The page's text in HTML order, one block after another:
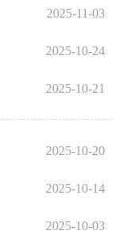
2025-11-03
2025-10-24
2025-10-21
2025-10-20
2025-10-14
2025-10-03